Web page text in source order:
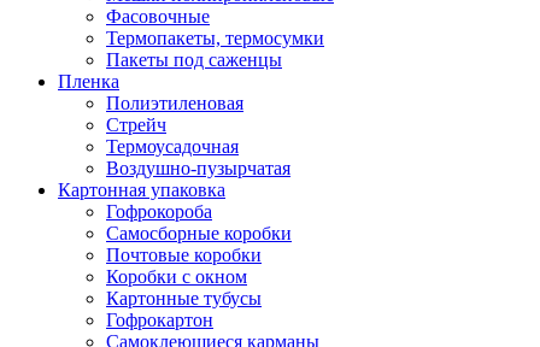
Фасовочные
Термопакеты, термосумки
Пакеты под саженцы
Пленка
Полиэтиленовая
Стрейч
Термоусадочная
Воздушно-пузырчатая
Картонная упаковка
Гофрокороба
Самосборные коробки
Почтовые коробки
Коробки с окном
Картонные тубусы
Гофрокартон
Самоклеющиеся карманы